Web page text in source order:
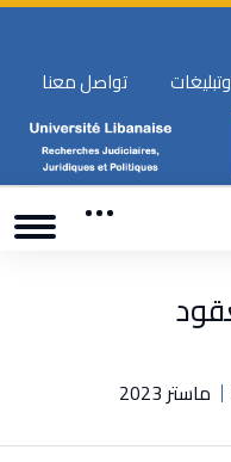
تواصل معنا
ماستر 2023